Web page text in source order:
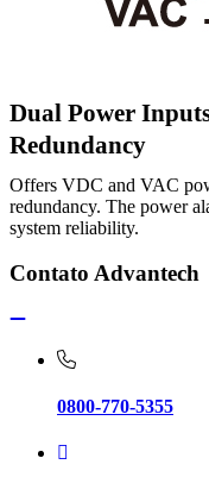
Dual Power
Redundancy
Offers VDC and VAC
redundancy. The power
system reliability.
Contato Advantech
0800-770-5355